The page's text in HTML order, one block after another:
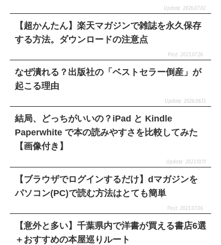
2026.07.02
【超かんたん】楽天マガジンで雑誌を永久保存
する方法。ダウンロードの注意点
2023.07.26
なぜ潰れる？出版社の「ベストセラー倒産」が
起こる理由
2026.06.13
結局、どっちがいいの？iPad と Kindle
Paperwhite で本の読みやすさを比較してみた
【画像付き】
2023.10.11
【ブラウザでログインするだけ】dマガジンを
パソコン(PC)で読む方法はとても簡単
2023.07.06
【意外と多い】千葉県内で洋書が買える書店6選
＋おすすめの本屋巡りルート